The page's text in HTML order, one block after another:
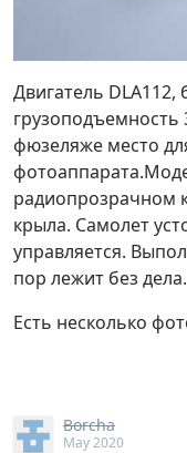
Двигатель DLA112,
грузоподъемность
фюзеляже место
радиопрозрачном
крыла. Самолет
управляется.
пор лежит без дела.
Есть несколько
Borcha
May 2020